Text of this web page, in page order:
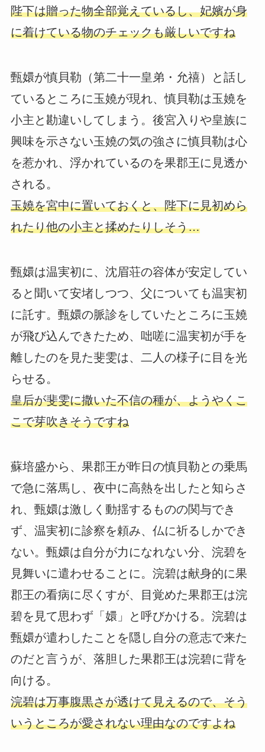
陛下は贈った物全部覚えているし、妃嬪が身
に着けている物のチェックも厳しいですね
甄嬛が慎貝勒（第二十一皇弟・允禧）と話し
ているところに玉嬈が現れ、慎貝勒は玉嬈を
小主と勘違いしてしまう。後宮入りや皇族に
興味を示さない玉嬈の気の強さに慎貝勒は心
を惹かれ、浮かれているのを果郡王に見透か
される。
玉嬈を宮中に置いておくと、陛下に見初めら
れたり他の小主と揉めたりしそう…
甄嬛は温実初に、沈眉荘の容体が安定してい
ると聞いて安堵しつつ、父についても温実初
に託す。甄嬛の脈診をしていたところに玉嬈
が飛び込んできたため、咄嗟に温実初が手を
離したのを見た斐雯は、二人の様子に目を光
らせる。
皇后が斐雯に撒いた不信の種が、ようやくこ
こで芽吹きそうですね
蘇培盛から、果郡王が昨日の慎貝勒との乗馬
で急に落馬し、夜中に高熱を出したと知らさ
れ、甄嬛は激しく動揺するものの関与でき
ず、温実初に診察を頼み、仏に祈るしかでき
ない。甄嬛は自分が力になれない分、浣碧を
見舞いに遣わせることに。浣碧は献身的に果
郡王の看病に尽くすが、目覚めた果郡王は浣
碧を見て思わず「嬛」と呼びかける。浣碧は
甄嬛が遣わしたことを隠し自分の意志で来た
のだと言うが、落胆した果郡王は浣碧に背を
向ける。
浣碧は万事腹黒さが透けて見えるので、そう
いうところが愛されない理由なのですよね